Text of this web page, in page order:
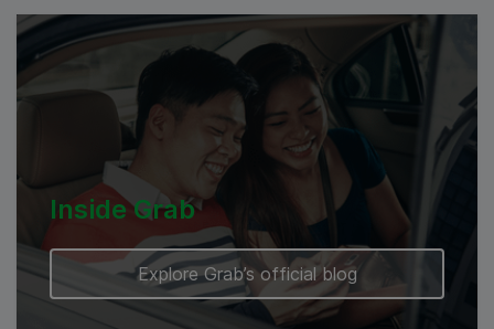
Inside Grab
Explore Grab’s official blog